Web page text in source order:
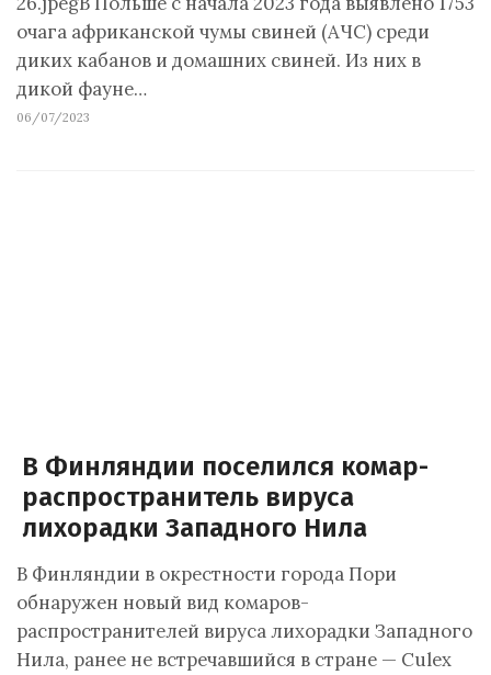
очага африканской чумы свиней (АЧС) среди
диких кабанов и домашних свиней. Из них в
дикой фауне…
06/07/2023
В Финляндии поселился комар-
распространитель вируса
лихорадки Западного Нила
В Финляндии в окрестности города Пори
обнаружен новый вид комаров-
распространителей вируса лихорадки Западного
Нила, ранее не встречавшийся в стране — Culex